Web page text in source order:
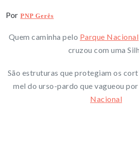
Por PNP Gerês
Quem caminha pelo Parque Nacional
cruzou com uma
São estruturas que protegiam os
mel do urso-pardo que vagueou
Nacional